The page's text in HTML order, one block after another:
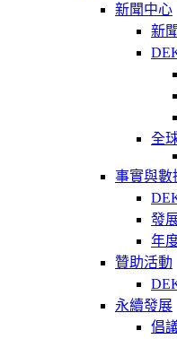
新聞中心
新
全
事實與數
發
年
贊助活動
永續發展
倡